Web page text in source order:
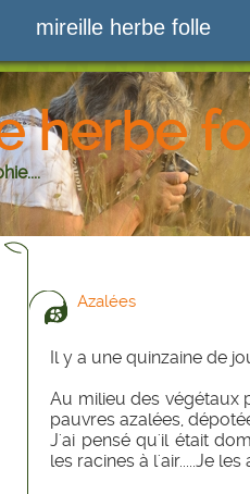
mireille herbe folle
herbe
Azalées
Il y a une quinzaine de
Au milieu des végétaux
pauvres azalées,
J'ai pensé qu'il était
les racines à l'air.....Je